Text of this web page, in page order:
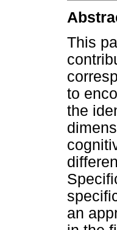
This
to
the
an